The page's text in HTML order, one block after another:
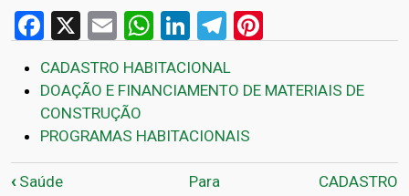
Facebook
X EmailWhatsApp
LinkedIn
Telegram
CADASTRO HABITACIONAL
DOAÇÃO E FINANCIAMENTO DE MATERIAIS DE
CONSTRUÇÃO
PROGRAMAS HABITACIONAIS
Links de passagem do livro
‹Saúde
Para
CADASTRO